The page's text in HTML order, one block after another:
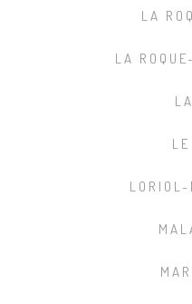
LA
LA
LORIOL-